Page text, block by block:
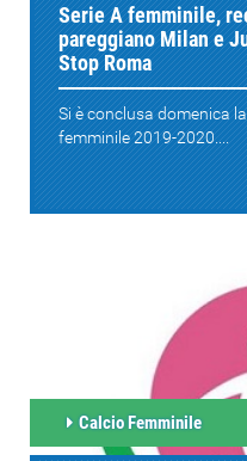
Serie A femminile,
pareggiano Milan e
Stop Roma
Si è conclusa domenica
femminile 2019-2020....
Calcio Femminile